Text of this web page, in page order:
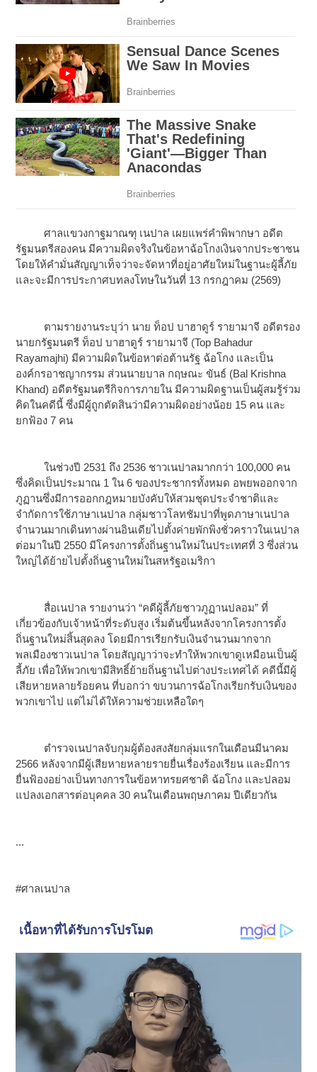
ศาลแขวงกาฐมาณฑุ เนปาล เผยแพร่คำพิพากษา อดีต
รัฐมนตรีสองคน มีความผิดจริงในข้อหาฉ้อโกงเงินจากประชาชน
โดยให้คำมั่นสัญญาเท็จว่าจะจัดหาที่อยู่อาศัยใหม่ในฐานะผู้ลี้ภัย
และจะมีการประกาศบทลงโทษในวันที่ 13 กรกฎาคม (2569)
ตามรายงานระบุว่า นาย ท็อป บาฮาดูร์ รายามาจี อดีตรอง
นายกรัฐมนตรี ท็อป บาฮาดูร์ รายามาจี (Top Bahadur
Rayamajhi) มีความผิดในข้อหาต่อต้านรัฐ ฉ้อโกง และเป็น
องค์กรอาชญากรรม ส่วนนายบาล กฤษณะ ขันธ์ (Bal Krishna
Khand) อดีตรัฐมนตรีกิจการภายใน มีความผิดฐานเป็นผู้สมรู้ร่วม
คิดในคดีนี้ ซึ่งมีผู้ถูกตัดสินว่ามีความผิดอย่างน้อย 15 คน และ
ยกฟ้อง 7 คน
ในช่วงปี 2531 ถึง 2536 ชาวเนปาลมากกว่า 100,000 คน
ซึ่งคิดเป็นประมาณ 1 ใน 6 ของประชากรทั้งหมด อพยพออกจาก
ภูฏานซึ่งมีการออกกฎหมายบังคับให้สวมชุดประจำชาติและ
จำกัดการใช้ภาษาเนปาล กลุ่มชาวโลทชัมปาที่พูดภาษาเนปาล
จำนวนมากเดินทางผ่านอินเดียไปตั้งค่ายพักพิงชั่วคราวในเนปาล
ต่อมาในปี 2550 มีโครงการตั้งถิ่นฐานใหม่ในประเทศที่ 3 ซึ่งส่วน
ใหญ่ได้ย้ายไปตั้งถิ่นฐานใหม่ในสหรัฐอเมริกา
สื่อเนปาล รายงานว่า “คดีผู้ลี้ภัยชาวภูฏานปลอม” ที่
เกี่ยวข้องกับเจ้าหน้าที่ระดับสูง เริ่มต้นขึ้นหลังจากโครงการตั้ง
ถิ่นฐานใหม่สิ้นสุดลง โดยมีการเรียกรับเงินจำนวนมากจาก
พลเมืองชาวเนปาล โดยสัญญาว่าจะทำให้พวกเขาดูเหมือนเป็นผู้
ลี้ภัย เพื่อให้พวกเขามีสิทธิ์ย้ายถิ่นฐานไปต่างประเทศได้ คดีนี้มีผู้
เสียหายหลายร้อยคน ที่บอกว่า ขบวนการฉ้อโกงเรียกรับเงินของ
พวกเขาไป แต่ไม่ได้ให้ความช่วยเหลือใดๆ
ตำรวจเนปาลจับกุมผู้ต้องสงสัยกลุ่มแรกในเดือนมีนาคม
2566 หลังจากมีผู้เสียหายหลายรายยื่นเรื่องร้องเรียน และมีการ
ยื่นฟ้องอย่างเป็นทางการในข้อหาทรยศชาติ ฉ้อโกง และปลอม
แปลงเอกสารต่อบุคคล 30 คนในเดือนพฤษภาคม ปีเดียวกัน
...
#ศาลเนปาล